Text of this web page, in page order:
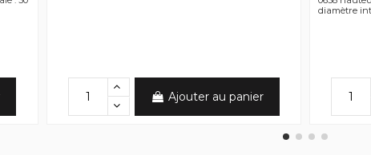
Ajouter au panier
diamètre